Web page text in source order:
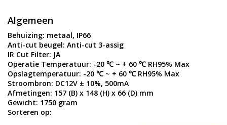
Algemeen
Behuizing: metaal, IP66
Anti-cut beugel: Anti-cut 3-assig
IR Cut Filter: JA
Operatie Temperatuur: -20 ℃ ~ + 60 ℃ RH95% Max
Opslagtemperatuur: -20 ℃ ~ + 60 ℃ RH95% Max
Stroombron: DC12V ± 10%, 500mA
Afmetingen: 157 (B) x 148 (H) x 66 (D) mm
Gewicht: 1750 gram
Sorteren op: